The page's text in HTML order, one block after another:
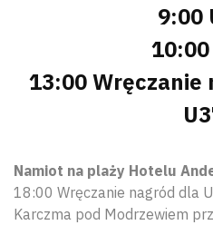
9:00
13:00 Wręczanie
Namiot na plaży Hotelu
18:00 Wręczanie nagród dla
Karczma pod Modrzewiem